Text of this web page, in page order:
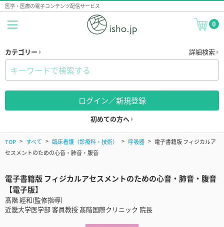
医学・医療の電子コンテンツ配信サービス
0
カテゴリー 詳細検索
ログイン／新規登録
初めての方へ
TOP すべて 臨床看護（診療科・技術） 呼吸器
電子書籍版 フィジカルア
セスメントのための心音・肺音・腹音
電子書籍版 フィジカルアセスメントのための心音・肺音・腹音
【電子版】
髙階 經和(監修指導)
近畿大学医学部 客員教授 髙階国際クリニック 院長